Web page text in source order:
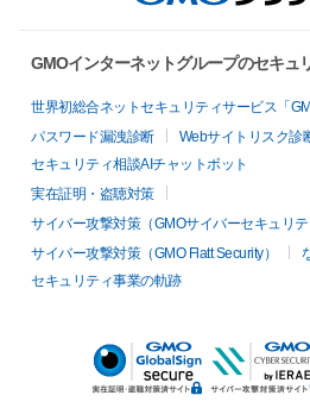
GMOインターネットグループのセキュ
世界初総合ネットセキュリティサービス「
パスワード漏洩診断
Webサイトリスク診
セキュリティ相談AIチャットボット
実在証明・盗聴対策
サイバー攻撃対策（GMOサイバーセキュリテ
サイバー攻撃対策（GMO Flatt Security）
セキュリティ事業の軌跡